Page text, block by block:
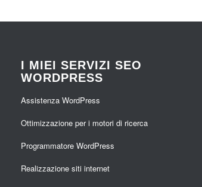
I MIEI SERVIZI SEO
WORDPRESS
Assistenza WordPress
Ottimizzazione per i motori di ricerca
Programmatore WordPress
Realizzazione siti internet